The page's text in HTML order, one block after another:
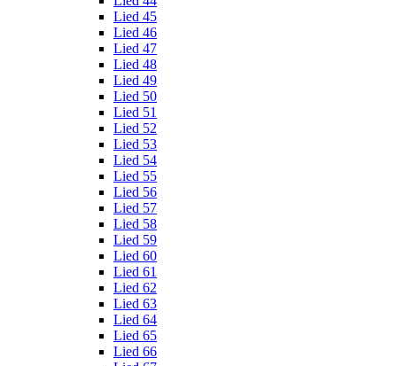
Lied 45
Lied 46
Lied 47
Lied 48
Lied 49
Lied 50
Lied 51
Lied 52
Lied 53
Lied 54
Lied 55
Lied 56
Lied 57
Lied 58
Lied 59
Lied 60
Lied 61
Lied 62
Lied 63
Lied 64
Lied 65
Lied 66